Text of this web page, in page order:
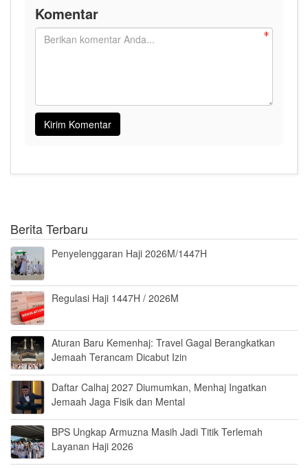
Komentar
Berita Terbaru
Penyelenggaran Haji 2026M/1447H
Regulasi Haji 1447H / 2026M
Aturan Baru Kemenhaj: Travel Gagal Berangkatkan
Jemaah Terancam Dicabut Izin
Daftar Calhaj 2027 Diumumkan, Menhaj Ingatkan
Jemaah Jaga Fisik dan Mental
BPS Ungkap Armuzna Masih Jadi Titik Terlemah
Layanan Haji 2026